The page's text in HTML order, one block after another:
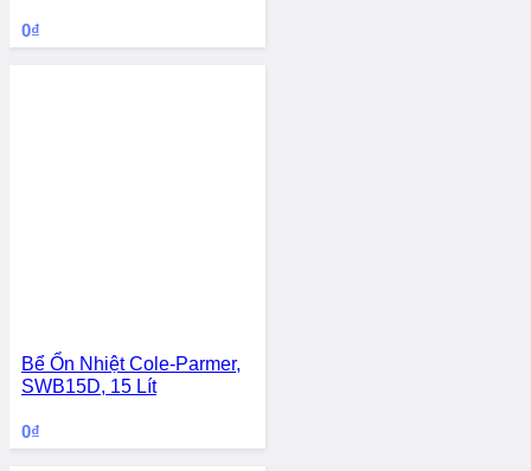
0₫
Bể Ổn Nhiệt Cole-Parmer,
SWB15D, 15 Lít
0₫